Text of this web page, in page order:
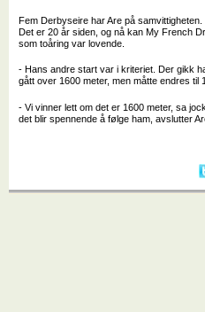
Fem Derbyseire har Are på
Det er 20 år siden, og nå kan My French
som toåring var lovende.
- Hans andre start var i kriteriet. Der gikk
gått over 1600 meter, men måtte endres til
- Vi vinner lett om det er 1600 meter, sa
det blir spennende å følge ham, avslutter